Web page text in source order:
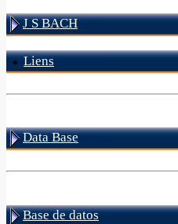
J S BACH
Liens
Data Base
Base de datos